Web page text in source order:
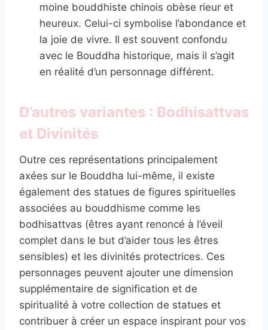
moine bouddhiste chinois obèse rieur et
heureux. Celui-ci symbolise l’abondance et
la joie de vivre. Il est souvent confondu
avec le Bouddha historique, mais il s’agit
en réalité d’un personnage différent.
D’autres variantes : Bodhisattvas
et Divinités
Outre ces représentations principalement
axées sur le Bouddha lui-même, il existe
également des statues de figures spirituelles
associées au bouddhisme comme les
bodhisattvas (êtres ayant renoncé à l’éveil
complet dans le but d’aider tous les êtres
sensibles) et les divinités protectrices. Ces
personnages peuvent ajouter une dimension
supplémentaire de signification et de
spiritualité à votre collection de statues et
contribuer à créer un espace inspirant pour vos